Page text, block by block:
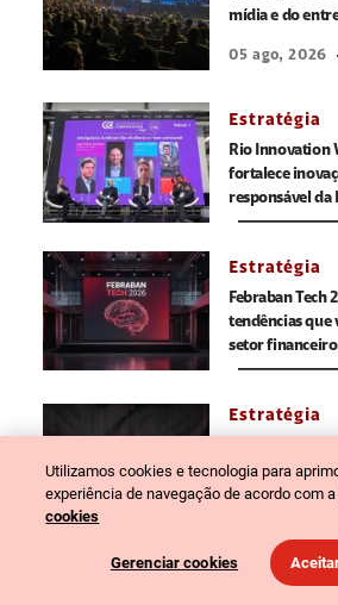
mídia e do
05 ago, 2026
Estratégia
Rio Innovation
fortalece
responsável da
Estratégia
Febraban Tech
tendências
setor financeiro
Estratégia
inovação
Utilizamos cookies e tecnologia para
experiência de navegação de acordo com a
cookies
Gerenciar cookies